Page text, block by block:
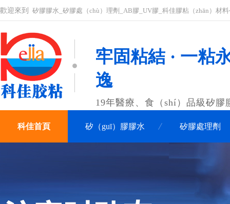
歡迎來到 矽膠膠水_矽膠處（chù）理劑_AB膠_UV膠_科佳膠粘（zhān）材
牢固粘結 · 一粘
逸
19年醫療、食（shí）品級矽膠
科佳首頁 矽（guī）膠膠水 矽膠處理劑